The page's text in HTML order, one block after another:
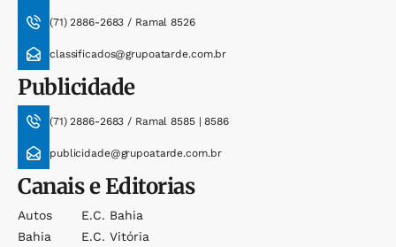
(71) 2886-2683 / Ramal 8526
classificados@grupoatarde.com.br
Publicidade
(71) 2886-2683 / Ramal 8585 | 8586
publicidade@grupoatarde.com.br
Canais e Editorias
Autos
Bahia
E.c. Bahia
E.c. Vitória